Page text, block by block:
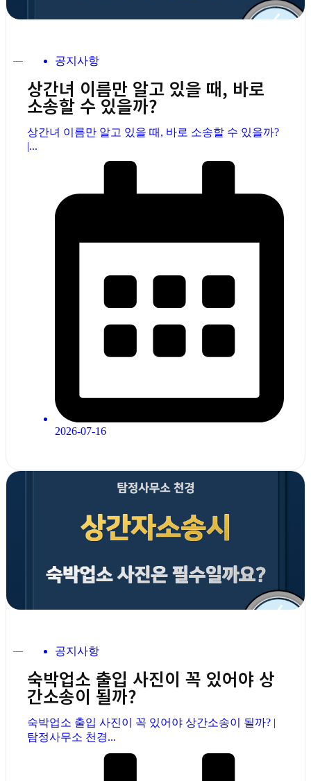
공지사항
상간녀 이름만 알고 있을 때, 바로
소송할 수 있을까?
상간녀 이름만 알고 있을 때, 바로 소송할 수 있을까?
|...
2026-07-16
공지사항
숙박업소 출입 사진이 꼭 있어야 상
간소송이 될까?
숙박업소 출입 사진이 꼭 있어야 상간소송이 될까? |
탐정사무소 천경...